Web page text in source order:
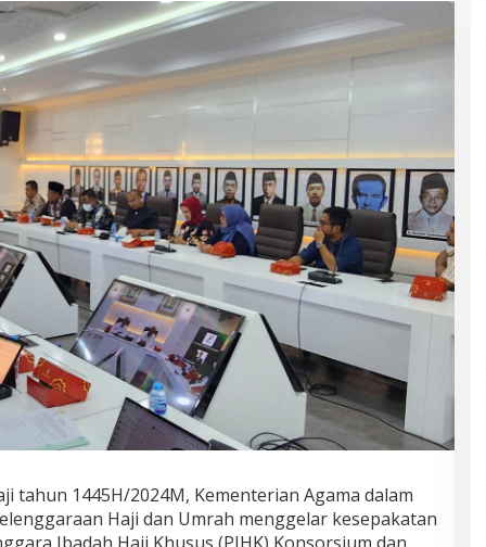
tahun 1445H/2024M, Kementerian Agama dalam
Haji dan Umrah menggelar kesepakatan